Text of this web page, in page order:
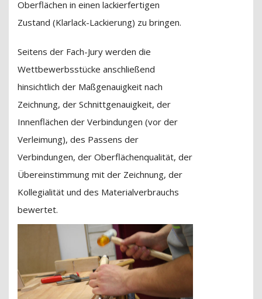
Oberflächen in einen lackierfertigen
Zustand (Klarlack-Lackierung) zu bringen.
Seitens der Fach-Jury werden die
Wettbewerbsstücke anschließend
hinsichtlich der Maßgenauigkeit nach
Zeichnung, der Schnittgenauigkeit, der
Innenflächen der Verbindungen (vor der
Verleimung), des Passens der
Verbindungen, der Oberflächenqualität, der
Übereinstimmung mit der Zeichnung, der
Kollegialität und des Materialverbrauchs
bewertet.